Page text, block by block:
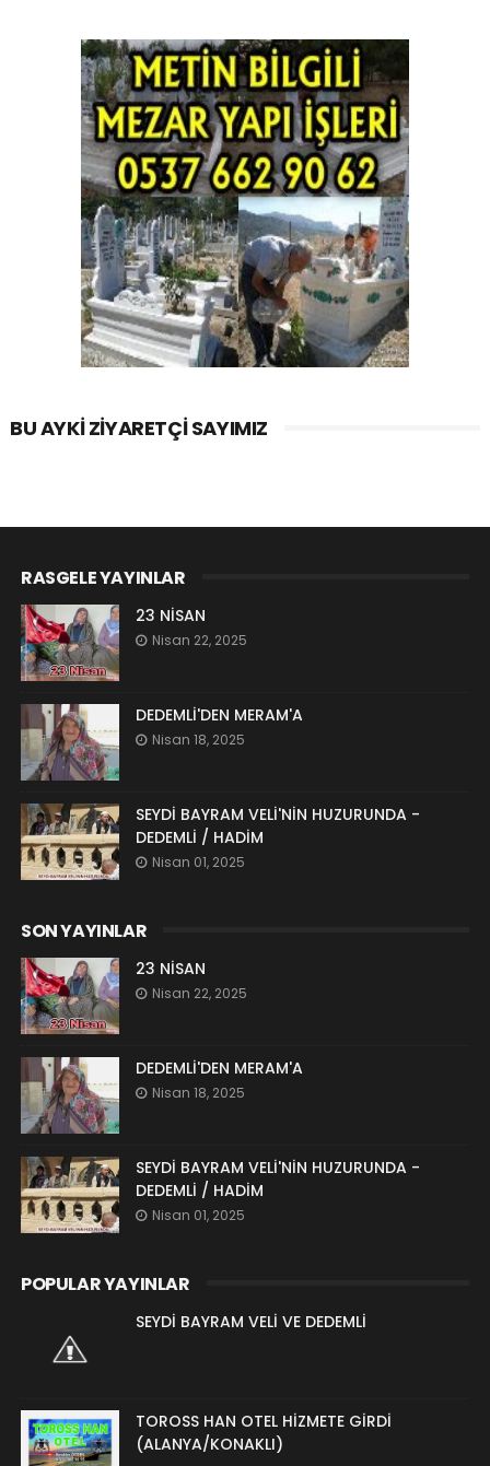
BU AYKI ZIYARETÇI SAYIMIZ
RASGELE YAYINLAR
23 NİSAN
Nisan 22, 2025
DEDEMLİ'DEN MERAM'A
Nisan 18, 2025
SEYDİ BAYRAM VELİ'NİN HUZURUNDA -
DEDEMLİ / HADİM
Nisan 01, 2025
SON YAYINLAR
23 NİSAN
Nisan 22, 2025
DEDEMLİ'DEN MERAM'A
Nisan 18, 2025
SEYDİ BAYRAM VELİ'NİN HUZURUNDA -
DEDEMLİ / HADİM
Nisan 01, 2025
POPULAR YAYINLAR
SEYDİ BAYRAM VELİ VE DEDEMLİ
TOROSS HAN OTEL HİZMETE GİRDİ
(ALANYA/KONAKLI)